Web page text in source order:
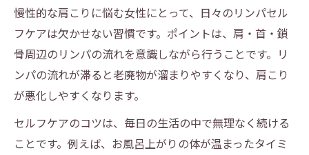
慢性的な肩こりに悩む女性にとって、日々のリンパセル
フケアは欠かせない習慣です。ポイントは、肩・首・鎖
骨周辺のリンパの流れを意識しながら行うことです。リ
ンパの流れが滞ると老廃物が溜まりやすくなり、肩こり
が悪化しやすくなります。
セルフケアのコツは、毎日の生活の中で無理なく続ける
ことです。例えば、お風呂上がりの体が温まったタイミ